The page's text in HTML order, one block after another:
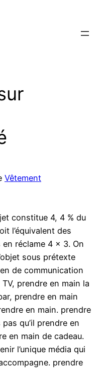
Vêtement
constitue 4, 4 % du
l’équivalent des
réclame 4 x 3. On
sous prétexte
de communication
prendre en main la
prendre en main
en main. prendre
qu’il prendre en
en main de cadeau.
l’unique média qui
prendre